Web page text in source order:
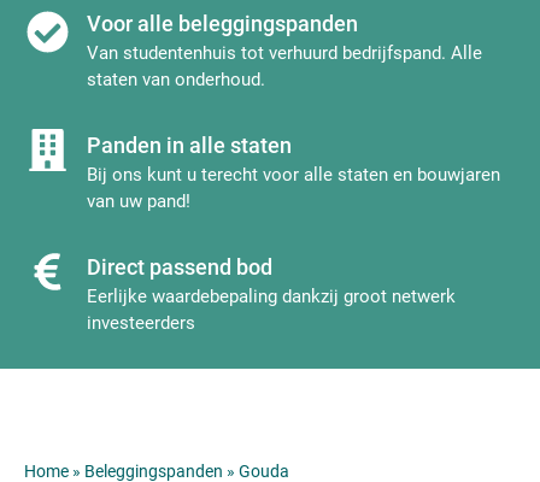
Voor alle beleggingspanden
Van studentenhuis tot verhuurd bedrijfspand. Alle
staten van onderhoud.
Panden in alle staten
Bij ons kunt u terecht voor alle staten en bouwjaren
van uw pand!
Direct passend bod
Eerlijke waardebepaling dankzij groot netwerk
investeerders
Home » Beleggingspanden » Gouda